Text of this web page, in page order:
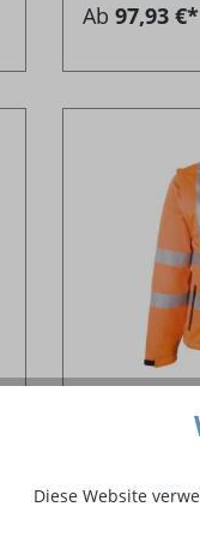
Ab 97,93 €*
Softshell-
Diese Website